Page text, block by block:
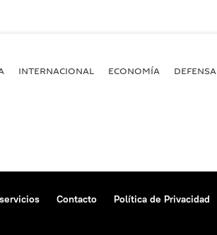
INTERNACIONAL ECONOMÍA DEFENSA
Contacto Política de Privacidad